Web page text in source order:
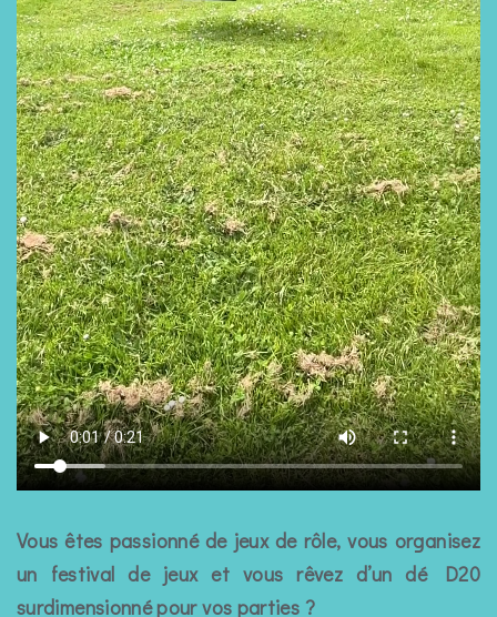
Vous êtes passionné de jeux de rôle, vous organisez
un festival de jeux et vous rêvez d’un dé D20
surdimensionné pour vos parties ?